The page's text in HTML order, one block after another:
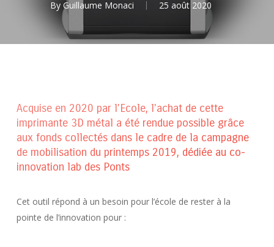
By Guillaume Monaci 25 août 2020
Acquise en 2020 par l'Ecole, l'achat de cette
imprimante 3D métal a été rendue possible grâce
aux fonds collectés dans le cadre de la campagne
de mobilisation du printemps 2019, dédiée au co-
innovation lab des Ponts
Cet outil répond à un besoin pour l’école de rester à la
pointe de l’innovation pour :